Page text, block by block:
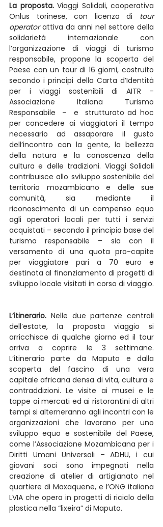
La proposta. Viaggi Solidali, cooperativa
Onlus torinese, con licenza di tour
operator attiva da anni nel settore della
solidarietà internazionale con
l’organizzazione di viaggi di turismo
responsabile, propone la scoperta del
Paese con un tour di 16 giorni, costruito
secondo i principi della Carta d’Identità
per i viaggi sostenibili di AITR –
Associazione Italiana Turismo
Responsabile  –  e  strutturato ad hoc
per concedere ai viaggiatori il tempo
necessario ad assaporare il gusto
dell’incontro con la gente, la bellezza
della natura e la conoscenza della
cultura e delle tradizioni. Viaggi Solidali
contribuisce allo sviluppo sostenibile del
territorio mozambicano e delle sue
comunità, sia mediante il
riconoscimento di un compenso equo
agli operatori locali per tutti i servizi
acquistati – secondo il principio base del
turismo responsabile – sia con il
versamento di una quota pro-capite
per viaggiatore pari a 70 euro e
destinata al finanziamento di progetti di
sviluppo locale visitati in corso di viaggio.
L’itinerario. Nelle due partenze centrali
dell’estate, la proposta viaggio si
arricchisce di qualche giorno ed il tour
arriva a coprire le 3 settimane.
L’itinerario parte da Maputo e dalla
scoperta del fascino di una vera
capitale africana densa di vita, cultura e
contraddizioni. Le visite ai musei e le
tappe ai mercati ed ai ristorantini di altri
tempi si alterneranno agli incontri con le
organizzazioni che lavorano per uno
sviluppo equo e sostenibile del Paese,
come l’Associazione Mozambicana per i
Diritti Umani Universali – ADHU, i cui
giovani soci sono impegnati nella
creazione di atelier di artigianato nel
quartiere di Maxaquene, e l’ONG italiana
LVIA che opera in progetti di riciclo della
plastica nella “lixeira” di Maputo.